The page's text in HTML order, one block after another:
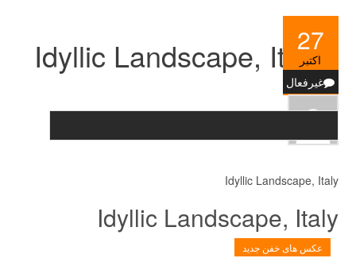
27
اکتبر
غیرفعال
Idyllic Landscape, Italy
Idyllic Landscape, Italy
Idyllic Landscape, Italy
عکس های خفن جدید